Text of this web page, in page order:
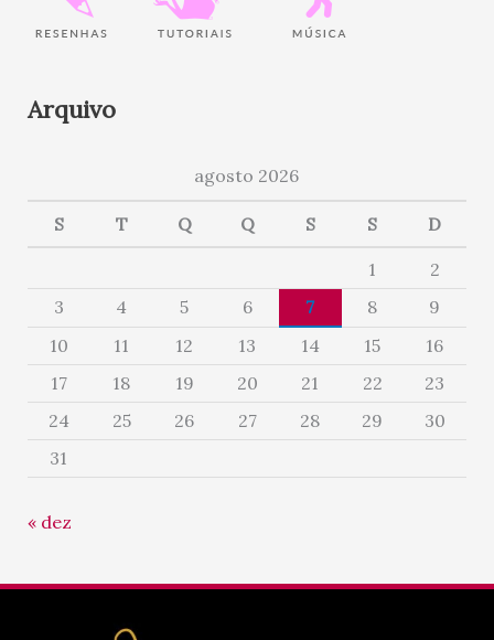
Arquivo
agosto 2026
S T Q Q S S D
1
2
3
4 5 6 7 8
9
10
11 12 13 14 15
16
17
18 19 20 21 22
23
24
25 26 27 28 29
30
31
« dez